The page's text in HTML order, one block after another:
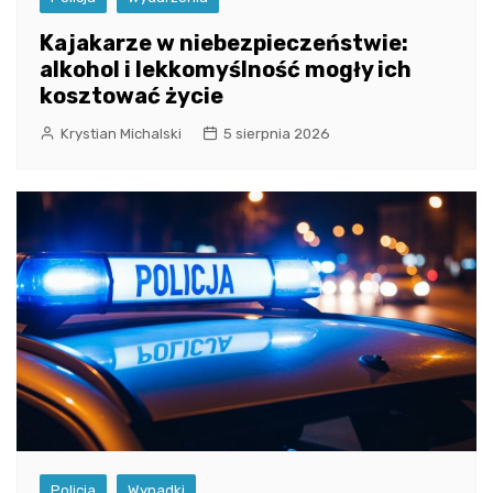
Kajakarze w niebezpieczeństwie:
alkohol i lekkomyślność mogły ich
kosztować życie
Krystian Michalski 5 sierpnia 2026
Policja Wypadki